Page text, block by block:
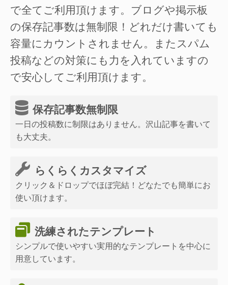
で全てご利用頂けます。ブログや掲示板
の保存記事数は無制限！どれだけ書いても
容量にカウントされません。またスパム
投稿などの対策にも力を入れていますの
で安心してご利用頂けます。
保存記事数無制限
一日の投稿数に制限はありません。沢山記事を書いて
も大丈夫。
らくらくカスタマイズ
クリック＆ドロップでほぼ完結！どなたでも簡単にお
使い頂けます。
洗練されたテンプレート
シンプルで使いやすい実用的なテンプレートを中心に
用意しています。